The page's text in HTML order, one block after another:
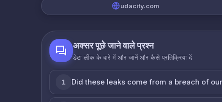
udacity.com
अक्सर पूछे जाने वाले प्रश्न
डेटा लीक के बारे में और जानें और कैसे प्रतिक्रिया दें
1 Did these leaks come from a breach of